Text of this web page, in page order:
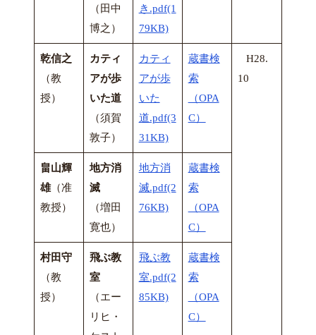
（田中
博之）
き.pdf(1
79KB)
乾信之
（教
授）
カティ
アが歩
いた道
（須賀
敦子）
カティ
アが歩
いた
道.pdf(3
31KB)
蔵書検
索
（OPA
C）
H28.
10
畠山輝
雄（准
教授）
地方消
滅
（増田
寛也）
地方消
滅.pdf(2
76KB)
蔵書検
索
（OPA
C）
村田守
（教
授）
飛ぶ教
室
（エー
リヒ・
飛ぶ教
室.pdf(2
85KB)
蔵書検
索
（OPA
C）